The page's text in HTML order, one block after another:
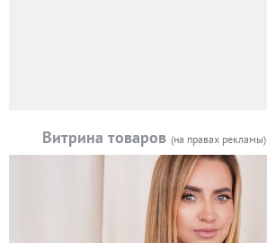
Витрина товаров (на правах рекламы)